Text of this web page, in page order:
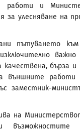
работи и
за улесняване на
пътуването към
важно
бърза и
външните работи
заместник-
на